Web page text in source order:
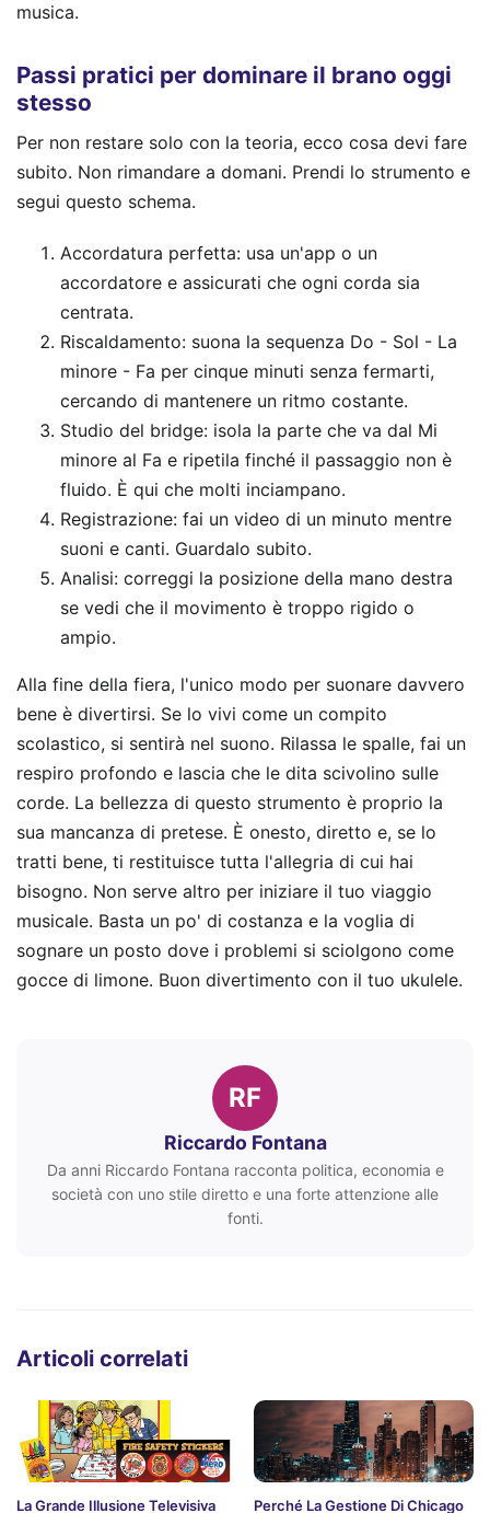
musica.
Passi pratici per dominare il brano oggi
stesso
Per non restare solo con la teoria, ecco cosa devi fare
subito. Non rimandare a domani. Prendi lo strumento e
segui questo schema.
Accordatura perfetta: usa un'app o un
accordatore e assicurati che ogni corda sia
centrata.
Riscaldamento: suona la sequenza Do - Sol - La
minore - Fa per cinque minuti senza fermarti,
cercando di mantenere un ritmo costante.
Studio del bridge: isola la parte che va dal Mi
minore al Fa e ripetila finché il passaggio non è
fluido. È qui che molti inciampano.
Registrazione: fai un video di un minuto mentre
suoni e canti. Guardalo subito.
Analisi: correggi la posizione della mano destra
se vedi che il movimento è troppo rigido o
ampio.
Alla fine della fiera, l'unico modo per suonare davvero
bene è divertirsi. Se lo vivi come un compito
scolastico, si sentirà nel suono. Rilassa le spalle, fai un
respiro profondo e lascia che le dita scivolino sulle
corde. La bellezza di questo strumento è proprio la
sua mancanza di pretese. È onesto, diretto e, se lo
tratti bene, ti restituisce tutta l'allegria di cui hai
bisogno. Non serve altro per iniziare il tuo viaggio
musicale. Basta un po' di costanza e la voglia di
sognare un posto dove i problemi si sciolgono come
gocce di limone. Buon divertimento con il tuo ukulele.
RF
Riccardo Fontana
Da anni Riccardo Fontana racconta politica, economia e
società con uno stile diretto e una forte attenzione alle
fonti.
Articoli correlati
La Grande Illusione Televisiva Perché La Gestione Di Chicago